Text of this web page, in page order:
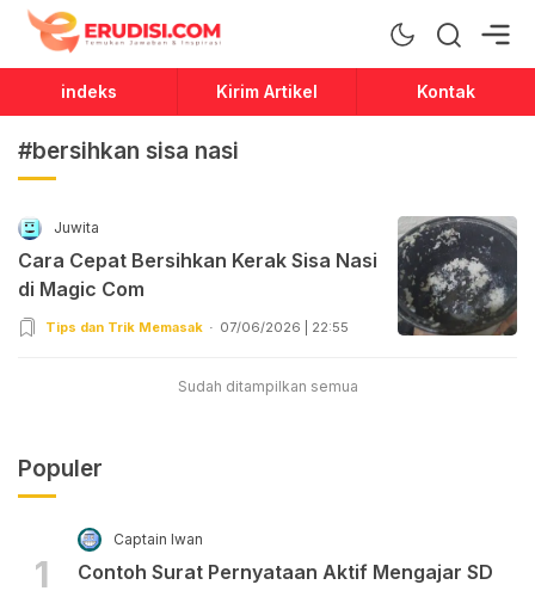
Erudisi
Temukan Jawaban dan Inspirasi
indeks Kirim Artikel Kontak
#bersihkan sisa nasi
Juwita
Cara Cepat Bersihkan Kerak Sisa Nasi
di Magic Com
Tips dan Trik Memasak 07/06/2026 | 22:55
Sudah ditampilkan semua
Populer
1
Captain Iwan
Contoh Surat Pernyataan Aktif Mengajar SD